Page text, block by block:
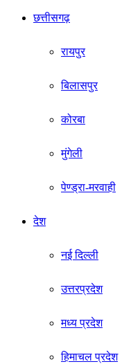
छत्तीसगढ़
रायपुर
बिलासपुर
कोरबा
मुंगेली
पेण्ड्रा-मरवाही
देश
नई दिल्ली
उत्तरप्रदेश
मध्य प्रदेश
हिमाचल प्रदेश